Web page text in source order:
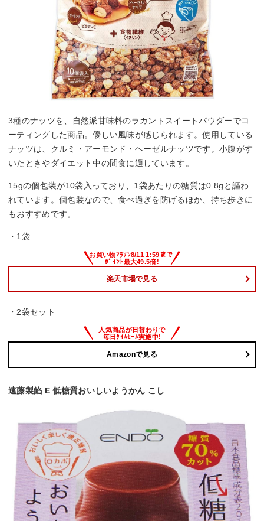
3種のナッツを、自然派甘味料のラカントスイートパウダーでコ
ーティングした商品。優しい風味が感じられます。使用している
ナッツは、クルミ・アーモンド・ヘーゼルナッツです。小腹がす
いたときやダイエット中の間食に適しています。
15gの個包装が10袋入っており、1袋あたりの糖質は0.8gと謳わ
れています。個包装なので、食べ過ぎを防げるほか、持ち歩きに
もおすすめです。
・1袋
楽天市場で見る
・2袋セット
Amazonで見る
遠藤製餡 E 低糖質おいしいようかん こし